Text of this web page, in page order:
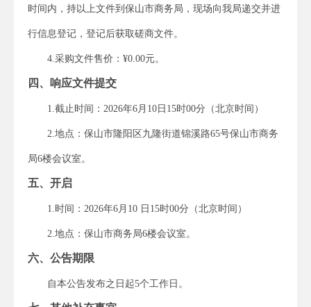
时间内 ， 持以上文件到保山市商务局， 现场向我局递交并进
行信息登记，登记后获取磋商文件。
4. 采购文件售价：¥0.00元。
四、响应文件提交
1.截止时间：2026年6 月 10 日 15时00分（北京时间）
2.地点：保山市隆阳区 九隆街道锦溪路65号保山市商务
局6楼会议室 。
五、开启
1.时间：2026年6 月 10 日 15时00分（北京时间）
2.地点：保山市商务 局6楼会议室 。
六、公告期限
自本公告发布之日起5个工作日。